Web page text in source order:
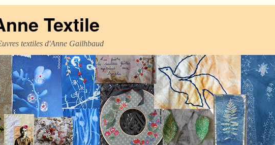
Textile
textiles d'Anne Gailhbaud